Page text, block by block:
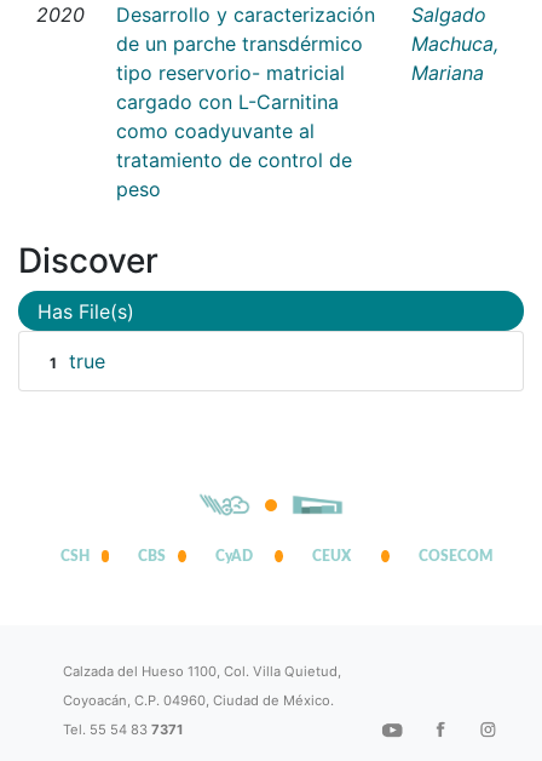
2020
Desarrollo y caracterización
de un parche transdérmico
tipo reservorio- matricial
cargado con L-Carnitina
como coadyuvante al
tratamiento de control de
peso
Salgado
Machuca,
Mariana
Discover
Has File(s)
1 true
CSH CBS CyAD CEUX COSECOM
Calzada del Hueso 1100, Col. Villa Quietud,
Coyoacán, C.P. 04960, Ciudad de México.
Tel. 55 54 837371